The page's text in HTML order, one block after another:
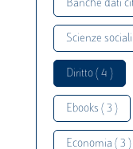
Banche dati
Scienze
Diritto ( 4 )
Ebooks ( 3 )
Economia ( 3 )